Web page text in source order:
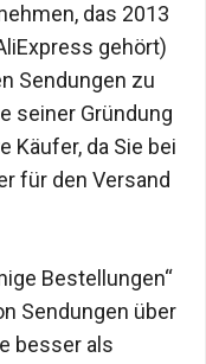
das 2013
gehört)
Sendungen zu
seiner Gründung
Käufer, da Sie bei
für den Versand
Bestellungen“
Sendungen über
besser als